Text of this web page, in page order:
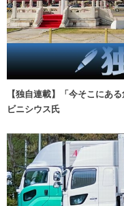
【独自連載】「今そこにあ
ビニシウス氏